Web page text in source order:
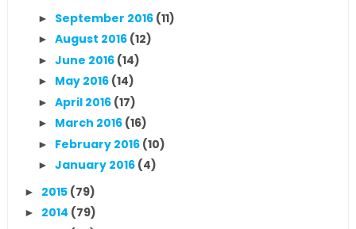
► September 2016 (11)
► August 2016 (12)
► June 2016 (14)
► May 2016 (14)
► April 2016 (17)
► March 2016 (16)
► February 2016 (10)
► January 2016 (4)
► 2015 (79)
► 2014 (79)